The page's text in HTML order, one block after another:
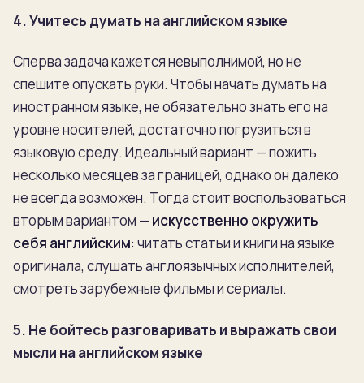
4. Учитесь думать на английском языке
Сперва задача кажется невыполнимой, но не
спешите опускать руки. Чтобы начать думать на
иностранном языке, не обязательно знать его на
уровне носителей, достаточно погрузиться в
языковую среду. Идеальный вариант — пожить
несколько месяцев за границей, однако он далеко
не всегда возможен. Тогда стоит воспользоваться
вторым вариантом — искусственно окружить
себя английским: читать статьи и книги на языке
оригинала, слушать англоязычных исполнителей,
смотреть зарубежные фильмы и сериалы.
5. Не бойтесь разговаривать и выражать свои
мысли на английском языке